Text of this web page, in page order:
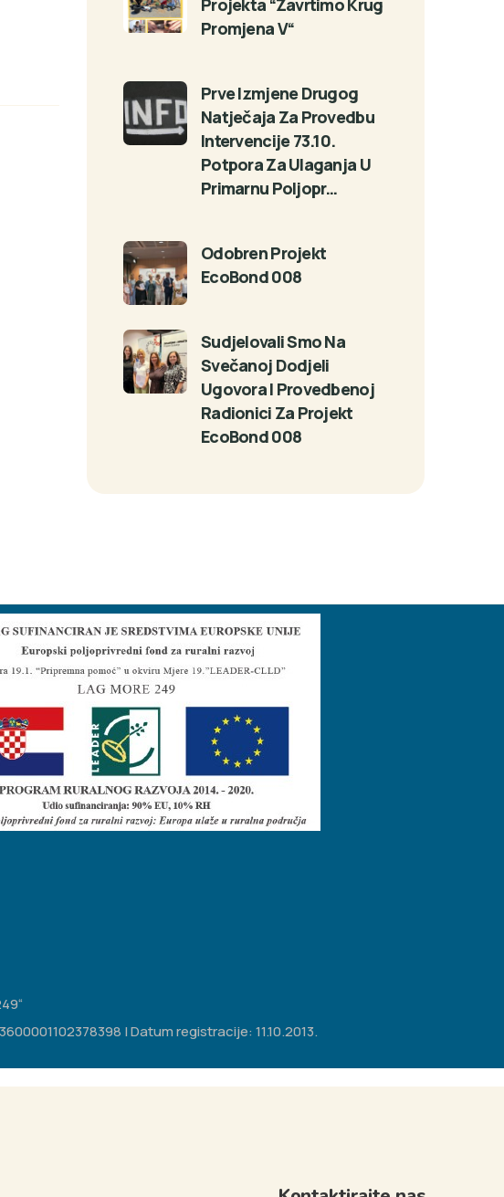
Projekta “Zavrtimo Krug
Promjena V“
Prve Izmjene Drugog
Natječaja Za Provedbu
Intervencije 73.10.
Potpora Za Ulaganja U
Primarnu Poljopr…
Odobren Projekt
EcoBond 008
Sudjelovali Smo Na
Svečanoj Dodjeli
Ugovora I Provedbenoj
Radionici Za Projekt
EcoBond 008
| Datum registracije: 11.10.2013.